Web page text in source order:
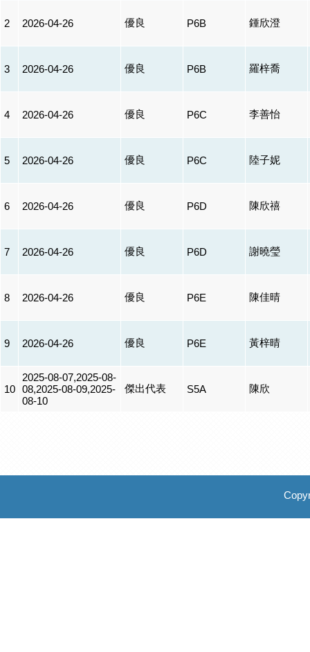
2 2026-04-26 優良 P6B 鍾欣澄
3 2026-04-26 優良 P6B 羅梓喬
4 2026-04-26 優良 P6C 李善怡
5 2026-04-26 優良 P6C 陸子妮
6 2026-04-26 優良 P6D 陳欣禧
7 2026-04-26 優良 P6D 謝曉瑩
8 2026-04-26 優良 P6E 陳佳晴
9 2026-04-26 優良 P6E 黃梓晴
10
2025-08-07,2025-08-
08,2025-08-09,2025-
08-10
傑出代表 S5A 陳欣